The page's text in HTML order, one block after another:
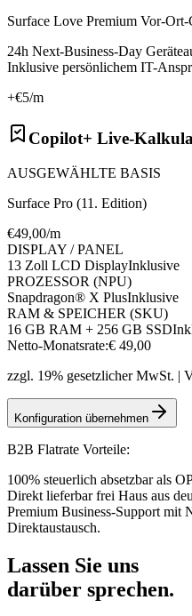
Surface Love Premium Vor-
24h Next-Business-Day
Inklusive persönlichem IT-
+€5/m
Copilot+ Live-
AUSGEWÄHLTE BASIS
Surface Pro (11. Edition)
€49,00/m
DISPLAY / PANEL
13 Zoll LCD DisplayInklusive
PROZESSOR (NPU)
Snapdragon® X PlusInklusive
RAM & SPEICHER (SKU)
16 GB RAM + 256 GB SSD
Netto-Monatsrate:€ 49,00
zzgl. 19% gesetzlicher MwSt. |
Konfiguration übernehmen
B2B Flatrate Vorteile:
100% steuerlich absetzbar als
Direkt lieferbar frei Haus aus
Premium Business-Support mit
Direktaustausch.
Lassen Sie uns
darüber sprechen.